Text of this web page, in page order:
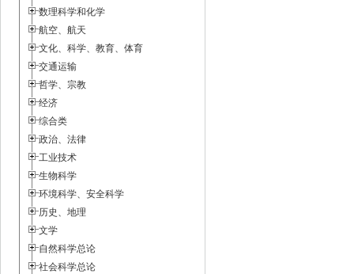
数理科学和化学
航空、航天
文化、科学、教育、体育
交通运输
哲学、宗教
经济
综合类
政治、法律
工业技术
生物科学
环境科学、安全科学
历史、地理
文学
自然科学总论
社会科学总论